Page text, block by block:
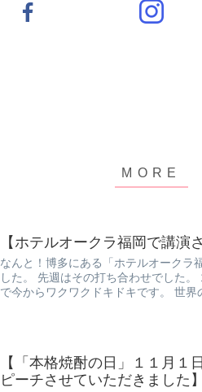
【ホテルオークラ福岡で講演
なんと！博多にある「ホテルオークラ
した。 先週はその打ち合わせでした
で今からワクワクドキドキです。 世
【「本格焼酎の日」１１月１
ピーチさせていただきました】